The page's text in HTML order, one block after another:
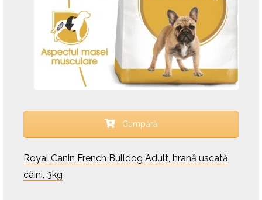
Cumpără
Royal Canin French Bulldog Adult, hrană uscată
câini, 3kg